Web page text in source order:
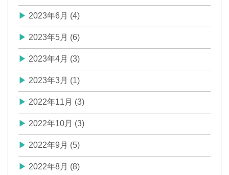
2023年6月 (4)
2023年5月 (6)
2023年4月 (3)
2023年3月 (1)
2022年11月 (3)
2022年10月 (3)
2022年9月 (5)
2022年8月 (8)